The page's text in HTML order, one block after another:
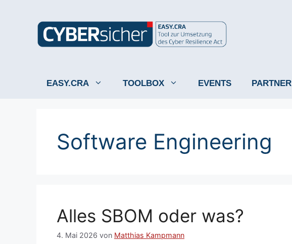
EASY.CRA TOOLBOX EVENTS PARTNER
Software Engineering
Alles SBOM oder was?
4. Mai 2026 von Matthias Kampmann